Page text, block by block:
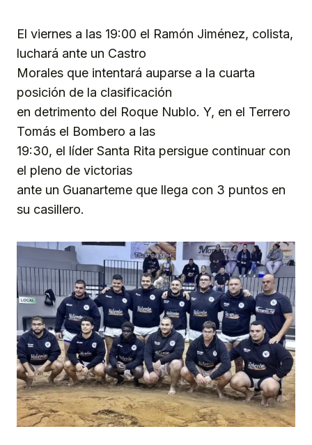
El viernes a las 19:00 el Ramón Jiménez, colista,
luchará ante un Castro
Morales que intentará auparse a la cuarta
posición de la clasificación
en detrimento del Roque Nublo. Y, en el Terrero
Tomás el Bombero a las
19:30, el líder Santa Rita persigue continuar con
el pleno de victorias
ante un Guanarteme que llega con 3 puntos en
su casillero.